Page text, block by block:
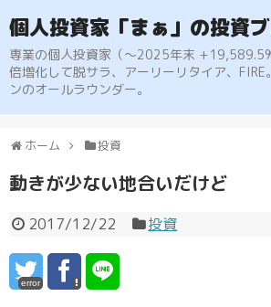
個人投資家「まぁ」の投資
専業の個人投資家（〜2025年末
倍増化して脱サラ、アーリーリタイア、FIRE
ンのオールラウンダー。
ホーム 投資
動きが少ない地合いだけど
2017/12/22 投資
error